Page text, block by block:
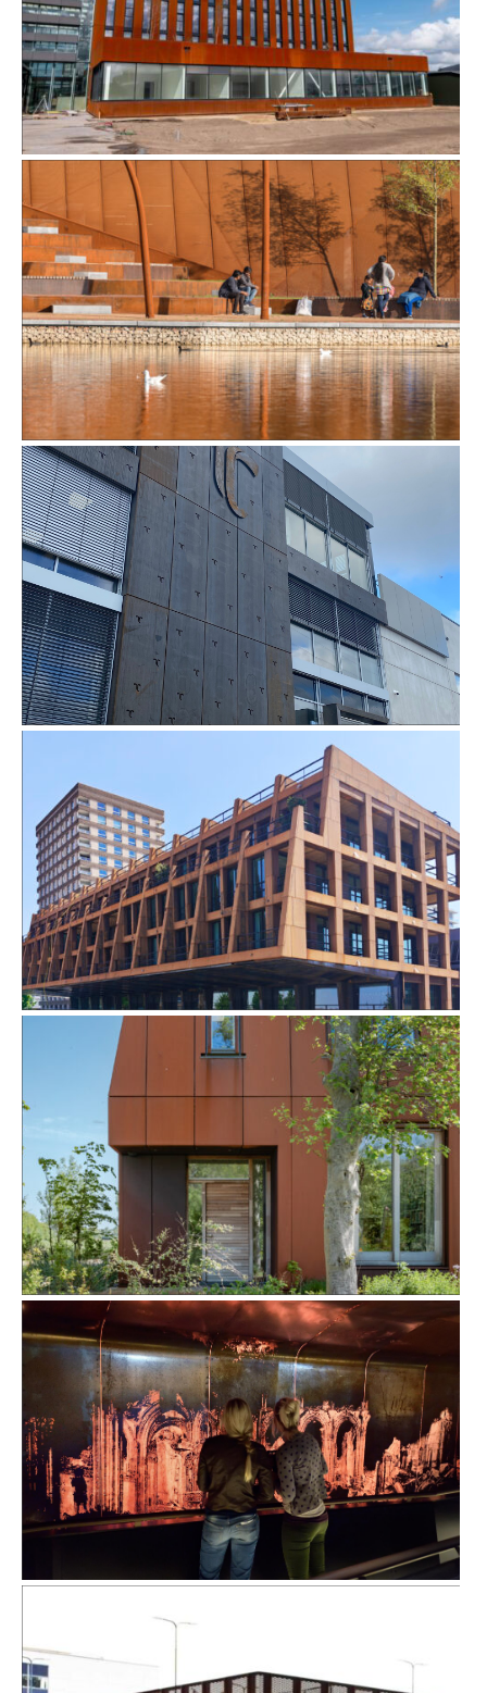
KANTOOR FUGRO IN NOOTDORP
MEERRIJK WATERPLEIN IN EINDHOVEN
MONTEVIDEO TE ANTWERPEN
VILLA NOORDERLAAN IN HIPPOLYTUSHOEF